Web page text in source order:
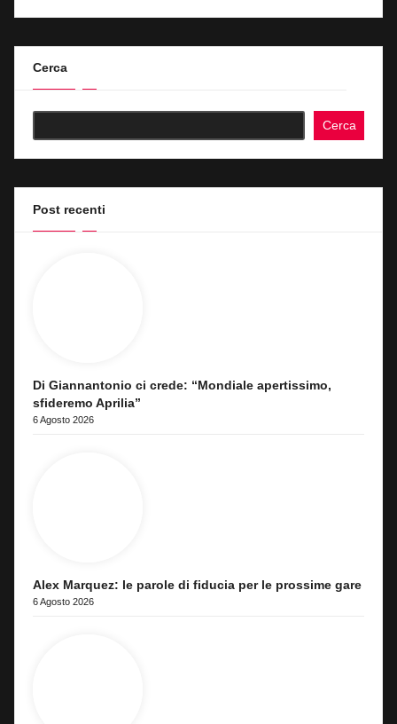
Cerca
Cerca
Post recenti
Di Giannantonio ci crede: “Mondiale apertissimo,
sfideremo Aprilia”
6 Agosto 2026
Alex Marquez: le parole di fiducia per le prossime gare
6 Agosto 2026